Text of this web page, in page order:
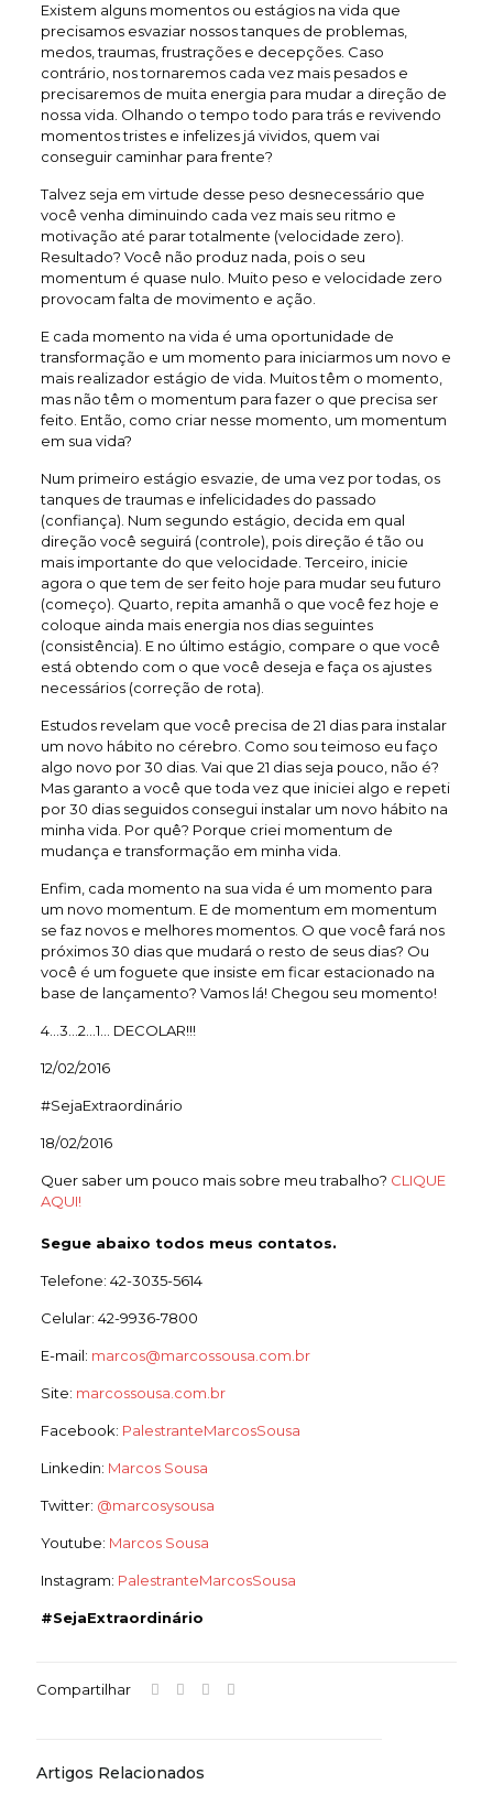
Existem alguns momentos ou estágios na vida que
precisamos esvaziar nossos tanques de problemas,
medos, traumas, frustrações e decepções. Caso
contrário, nos tornaremos cada vez mais pesados e
precisaremos de muita energia para mudar a direção de
nossa vida. Olhando o tempo todo para trás e revivendo
momentos tristes e infelizes já vividos, quem vai
conseguir caminhar para frente?
Talvez seja em virtude desse peso desnecessário que
você venha diminuindo cada vez mais seu ritmo e
motivação até parar totalmente (velocidade zero).
Resultado? Você não produz nada, pois o seu
momentum é quase nulo. Muito peso e velocidade zero
provocam falta de movimento e ação.
E cada momento na vida é uma oportunidade de
transformação e um momento para iniciarmos um novo e
mais realizador estágio de vida. Muitos têm o momento,
mas não têm o momentum para fazer o que precisa ser
feito. Então, como criar nesse momento, um momentum
em sua vida?
Num primeiro estágio esvazie, de uma vez por todas, os
tanques de traumas e infelicidades do passado
(confiança). Num segundo estágio, decida em qual
direção você seguirá (controle), pois direção é tão ou
mais importante do que velocidade. Terceiro, inicie
agora o que tem de ser feito hoje para mudar seu futuro
(começo). Quarto, repita amanhã o que você fez hoje e
coloque ainda mais energia nos dias seguintes
(consistência). E no último estágio, compare o que você
está obtendo com o que você deseja e faça os ajustes
necessários (correção de rota).
Estudos revelam que você precisa de 21 dias para instalar
um novo hábito no cérebro. Como sou teimoso eu faço
algo novo por 30 dias. Vai que 21 dias seja pouco, não é?
Mas garanto a você que toda vez que iniciei algo e repeti
por 30 dias seguidos consegui instalar um novo hábito na
minha vida. Por quê? Porque criei momentum de
mudança e transformação em minha vida.
Enfim, cada momento na sua vida é um momento para
um novo momentum. E de momentum em momentum
se faz novos e melhores momentos. O que você fará nos
próximos 30 dias que mudará o resto de seus dias? Ou
você é um foguete que insiste em ficar estacionado na
base de lançamento? Vamos lá! Chegou seu momento!
4…3…2…1… DECOLAR!!!
12/02/2016
#SejaExtraordinário
18/02/2016
Quer saber um pouco mais sobre meu trabalho? CLIQUE
AQUI!
Segue abaixo todos meus contatos.
Telefone: 42-3035-5614
Celular: 42-9936-7800
E-mail: marcos@marcossousa.com.br
Site: marcossousa.com.br
Facebook: PalestranteMarcosSousa
Linkedin: Marcos Sousa
Twitter: @marcosysousa
Youtube: Marcos Sousa
Instagram: PalestranteMarcosSousa
#SejaExtraordinário
Compartilhar
Artigos Relacionados